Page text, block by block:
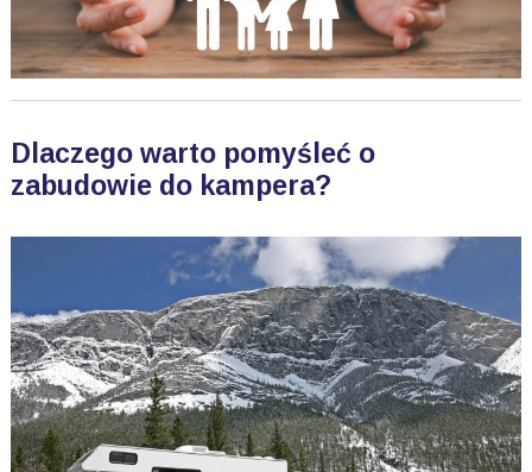
Dlaczego warto pomyśleć o
zabudowie do kampera?